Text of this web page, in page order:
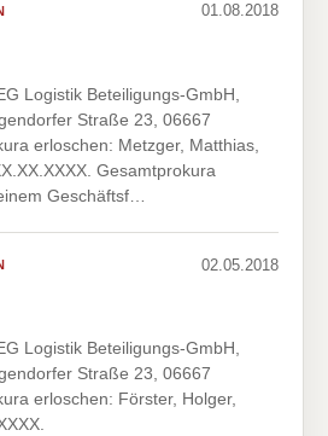
01.08.2018
Logistik Beteiligungs-GmbH,
Straße 23, 06667
erloschen: Metzger, Matthias,
Gesamtprokura
Geschäftsf…
02.05.2018
Logistik Beteiligungs-GmbH,
Straße 23, 06667
erloschen: Förster, Holger,